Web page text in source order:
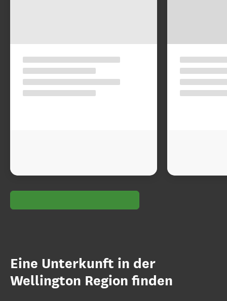
Eine Unterkunft in der
Wellington Region finden